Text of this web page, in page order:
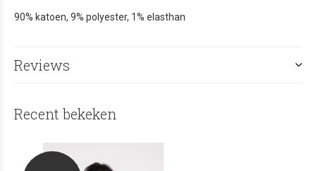
90% katoen, 9% polyester, 1% elasthan
Reviews
Recent bekeken